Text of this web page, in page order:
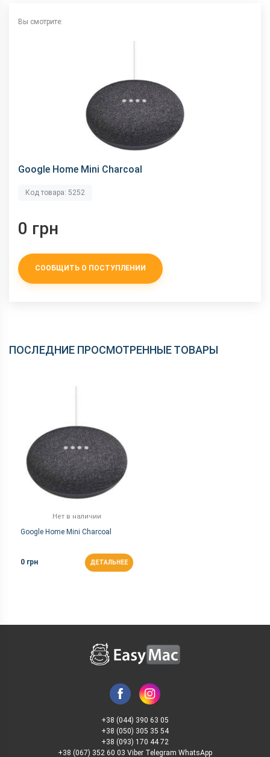
Вы смотрите:
Google Home Mini Charcoal
Код товара: 5252
0 грн
СООБЩИТЬ О ПОСТУПЛЕНИИ
ПОСЛЕДНИЕ ПРОСМОТРЕННЫЕ ТОВАРЫ
Нет в наличии
Google Home Mini Charcoal
0 грн ДЕТАЛЬНЕЕ
+38 (044) 390 63 05
+38 (050) 305 35 54
+38 (093) 170 44 72
+38 (067) 352 60 03 Viber Telegram WhatsApp